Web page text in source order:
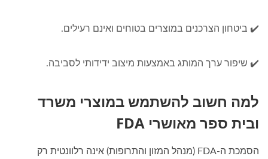
✔️ ביטחון הצרכנים במוצרים בטוחים ואינם רעילים.
✔️ שיפור ערך המותג באמצעות מיצוב ידידותי לסביבה.
למה חשוב להשתמש במוצרי משרד
ובית ספר מאושרי FDA
הסמכת ה-FDA (מנהל המזון והתרופות) אינה רלוונטית רק